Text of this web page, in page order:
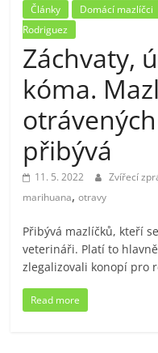
Články Domácí mazlíčci
Rodriguez
Záchvaty,
kóma.
přibývá
11. 5. 2022 Zvířecí
marihuana,otravy
Přibývá mazlíčků, kteří
veterináři. Platí to
zlegalizovali konopí pro
Read more